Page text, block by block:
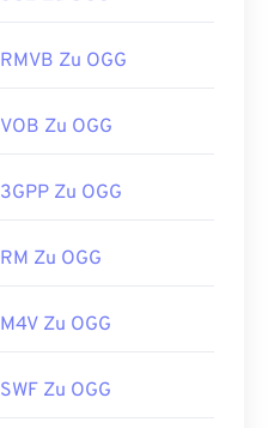
RMVB Zu OGG
VOB Zu OGG
3GPP Zu OGG
RM Zu OGG
M4V Zu OGG
SWF Zu OGG